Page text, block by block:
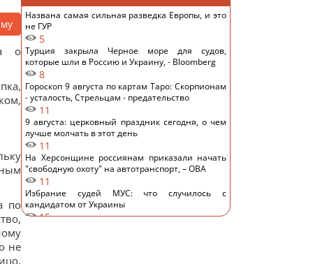
о
по
не
Названа самая сильная разведка Европы, и это
не ГУР
5
Турция закрыла Черное море для судов,
которые шли в Россию и Украину, - Bloomberg
8
Гороскоп 9 августа по картам Таро: Скорпионам
- усталость, Стрельцам - предательство
11
9 августа: церковный праздник сегодня, о чем
лучше молчать в этот день
11
На Херсонщине россиянам приказали начать
"свободную охоту" на автотранспорт, – ОВА
11
Избрание судей МУС: что случилось с
кандидатом от Украины
15